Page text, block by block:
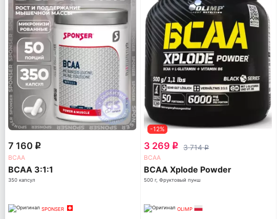
7 160 q
ВСАА
BCAA 3:1:1
350 капсул
SPONSER
-12%
3 269 q 3 714q
ВСАА
BCAA Xplode Powder
500 г, Фруктовый пунш
OLIMP